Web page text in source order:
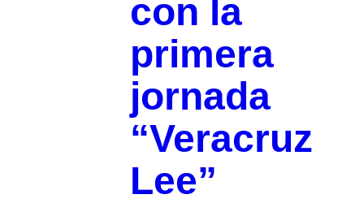
con la
primera
jornada
“Veracruz
Lee”